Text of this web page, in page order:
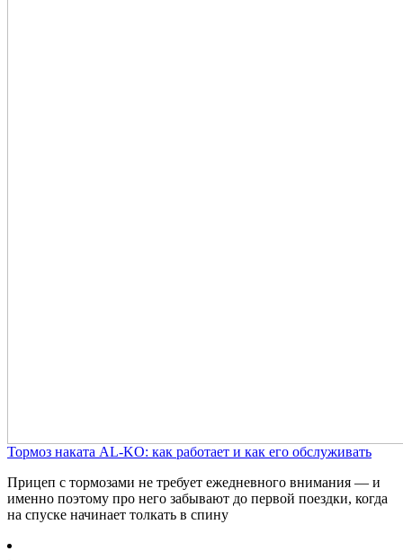
Тормоз наката AL-KO: как работает и как его обслуживать
Прицеп с тормозами не требует ежедневного внимания — и
именно поэтому про него забывают до первой поездки, когда
на спуске начинает толкать в спину